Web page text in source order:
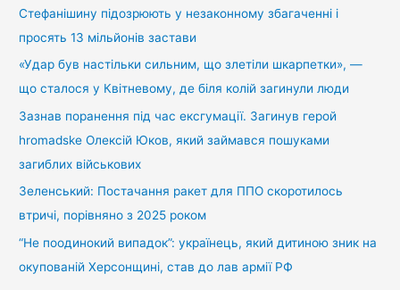
:Стефанішину підозрюють у незаконному збагаченні і
просять 13 мільйонів застави
«Удар був настільки сильним, що злетіли шкарпетки», —
що сталося у Квітневому, де біля колій загинули люди
Зазнав поранення під час ексгумації. Загинув герой
hromadske Олексій Юков, який займався пошуками
загиблих військових
Зеленський: Постачання ракет для ППО скоротилось
втричі, порівняно з 2025 роком
“Не поодинокий випадок”: українець, який дитиною зник на
окупованій Херсонщині, став до лав армії РФ